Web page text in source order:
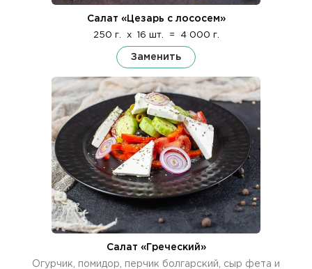
Салат «Цезарь с лососем»
250 г. x 16 шт. = 4 000 г.
Заменить
Салат «Греческий»
Огурчик, помидор, перчик болгарский, сыр фета и